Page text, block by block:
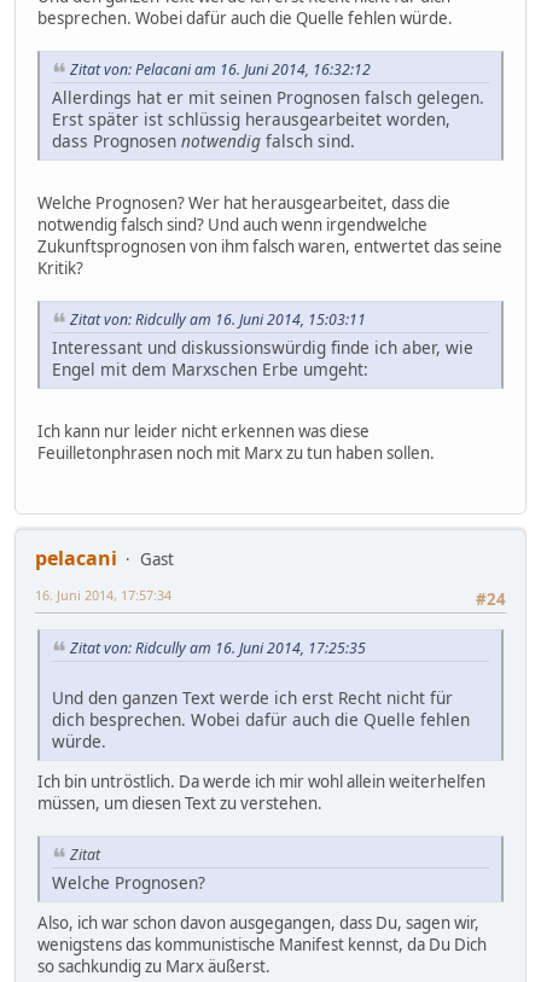
besprechen. Wobei dafür auch die Quelle fehlen würde.
Zitat von: Pelacani am 16. Juni 2014, 16:32:12
Allerdings hat er mit seinen Prognosen falsch gelegen.
Erst später ist schlüssig herausgearbeitet worden,
dass Prognosen notwendig falsch sind.
Welche Prognosen? Wer hat herausgearbeitet, dass die
notwendig falsch sind? Und auch wenn irgendwelche
Zukunftsprognosen von ihm falsch waren, entwertet das seine
Kritik?
Zitat von: Ridcully am 16. Juni 2014, 15:03:11
Interessant und diskussionswürdig finde ich aber, wie
Engel mit dem Marxschen Erbe umgeht:
Ich kann nur leider nicht erkennen was diese
Feuilletonphrasen noch mit Marx zu tun haben sollen.
pelacani
Gast
#24
16. Juni 2014, 17:57:34
Zitat von: Ridcully am 16. Juni 2014, 17:25:35
Und den ganzen Text werde ich erst Recht nicht für
dich besprechen. Wobei dafür auch die Quelle fehlen
würde.
Ich bin untröstlich. Da werde ich mir wohl allein weiterhelfen
müssen, um diesen Text zu verstehen.
Zitat
Welche Prognosen?
Also, ich war schon davon ausgegangen, dass Du, sagen wir,
wenigstens das kommunistische Manifest kennst, da Du Dich
so sachkundig zu Marx äußerst.